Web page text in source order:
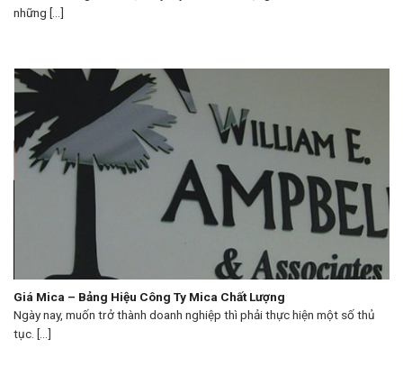
những [...]
Giá Mica – Bảng Hiệu Công Ty Mica Chất Lượng
Ngày nay, muốn trở thành doanh nghiệp thì phải thực hiện một số thủ
tục. [...]